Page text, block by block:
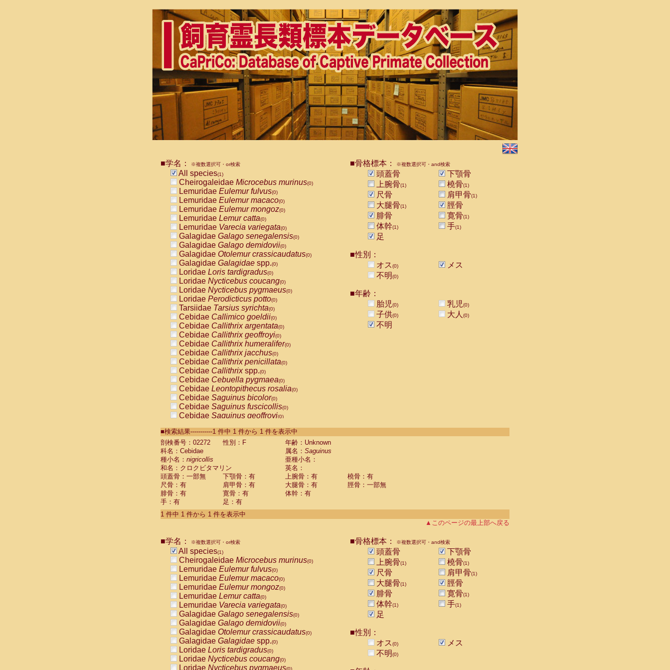
■学名： ※複数選択可・or検索
All species(1)
Cheirogaleidae Microcebus murinus(0)
Lemuridae Eulemur fulvus(0)
Lemuridae Eulemur macaco(0)
Lemuridae Eulemur mongoz(0)
Lemuridae Lemur catta(0)
Lemuridae Varecia variegata(0)
Galagidae Galago senegalensis(0)
Galagidae Galago demidovii(0)
Galagidae Otolemur crassicaudatus(0)
Galagidae Galagidae spp.(0)
Loridae Loris tardigradus(0)
Loridae Nycticebus coucang(0)
Loridae Nycticebus pygmaeus(0)
Loridae Perodicticus potto(0)
Tarsiidae Tarsius syrichta(0)
Cebidae Callimico goeldii(0)
Cebidae Callithrix argentata(0)
Cebidae Callithrix geoffroyi(0)
Cebidae Callithrix humeralifer(0)
Cebidae Callithrix jacchus(0)
Cebidae Callithrix penicillata(0)
Cebidae Callithrixspp.(0)
Cebidae Cebuella pygmaea(0)
Cebidae Leontopithecus rosalia(0)
Cebidae Saguinus bicolor(0)
Cebidae Saguinus fuscicollis(0)
Cebidae Saguinus geoffroyi(0)
CebidaeSaguinus labiatus(0)
Cebidae Saguinus leucopus (0)
Cebidae
CebidaeSaguinus mystax
CebidaeSaguinus nigricollis (1)
Cebidae Saguinus oedipus
Cebidae Saguinus weddelli
Cebidae Saguinusspp.
Cebidae Aotus trivirgatus
Cebidae Cebus albifrons
CebidaeCebus nigrivittatus
CebidaeCebus
CebidaeSaimiri boliviensis(0)
CebidaeSaimiri sciureus(0)
AtelidaeAlouatta caraya(0)
AtelidaeAlouatta fusca(0)
AtelidaeAlouatta seniculus
AtelidaeAlouattaspp.(0)
AtelidaeAteles belzebuth(0)
AtelidaeAteles geoffroyi(0)
AtelidaeAteles paniscus(0)
AtelidaeAtelesspp.(0)
Atelidae Lagothrix lagothricha
AtelidaeLagothrix lagothricha cana
PitheciidaeCacajao calvus rubicundus
■骨格標本： ※複数選択可・and検索
頭蓋骨
下顎骨
上腕骨(1) 橈骨(1)
尺骨 肩甲骨(1)
大腿骨(1)
脛骨
腓骨
寛骨(1)
体幹(1) 手(1)
足
■性別：
オス(0)
メス
不明(0)
■年齢：
胎児(0) 乳児(0)
子供(0) 大人 (0)
不明
■検索結果-----------1 件中 1 件から 1 件を表示中
剖検番号：02272
性別：F
年齢：Unknown
科名：Cebidae
属名： Saguinus
種小名： nigricollis
亜種小名：
和名：クロクビタマリン
英名：
頭蓋骨：一部無
下顎骨：有 上腕骨：有
橈骨：有
尺骨：有
肩甲骨：有 大腿骨：有
脛骨：一部無
腓骨：有
寛骨：有
体幹：有
手：有
足：有
1 件中 1 件から 1 件を表示中
▲このページの最上部へ戻る
■学名： ※複数選択可・or検索
All species(1)
Cheirogaleidae Microcebus murinus(0)
Lemuridae Eulemur fulvus(0)
Lemuridae Eulemur macaco(0)
Lemuridae Eulemur mongoz(0)
Lemuridae Lemur catta(0)
Lemuridae Varecia variegata(0)
Galagidae Galago senegalensis(0)
Galagidae Galago demidovii(0)
Galagidae Otolemur crassicaudatus(0)
Galagidae Galagidae spp.(0)
Loridae Loris tardigradus(0)
Loridae Nycticebus coucang(0)
Loridae Nycticebus pygmaeus(0)
■骨格標本： ※複数選択可・and検索
頭蓋骨
下顎骨
上腕骨(1) 橈骨(1)
尺骨 肩甲骨(1)
大腿骨(1)
脛骨
腓骨
寛骨(1)
体幹(1) 手(1)
足
■性別：
オス(0)
メス
不明(0)